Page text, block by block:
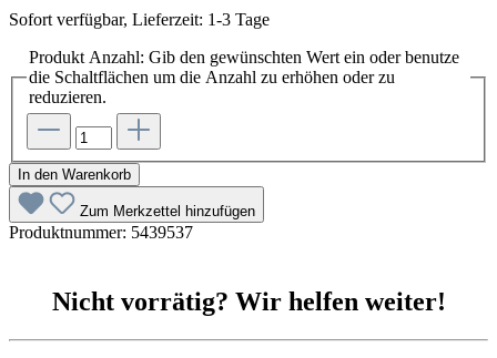
Sofort verfügbar, Lieferzeit: 1-3 Tage
Produkt Anzahl: Gib den gewünschten Wert ein oder benutze
die Schaltflächen um die Anzahl zu erhöhen oder zu
reduzieren.
In den Warenkorb
Zum Merkzettel hinzufügen
Produktnummer: 5439537
Nicht vorrätig? Wir helfen weiter!